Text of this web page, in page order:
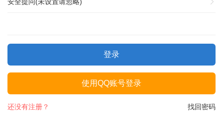
登录
使用QQ账号登录
找回密码
还没有注册？